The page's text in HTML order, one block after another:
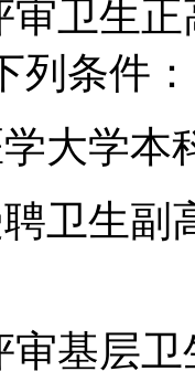
审卫生
列条件：
学大学
聘卫生
审基层